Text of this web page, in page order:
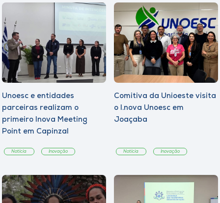
Unoesc e entidades
parceiras realizam o
primeiro Inova Meeting
Point em Capinzal
Notícia Inovação
Comitiva da Unioeste visita
o I.nova Unoesc em
Joaçaba
Notícia Inovação